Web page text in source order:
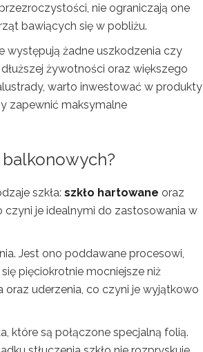
nie ograniczają one
bawiących się w pobliżu.
występują żadne uszkodzenia czy
żywotności oraz większego
warto inwestować w produkty
zapewnić maksymalne
balkonowych?
szkła: szkło hartowane oraz
czyni je idealnymi do zastosowania w
Jest ono poddawane procesowi,
pięciokrotnie mocniejsze niż
oraz uderzenia, co czyni je wyjątkowo
które są połączone specjalną folią.